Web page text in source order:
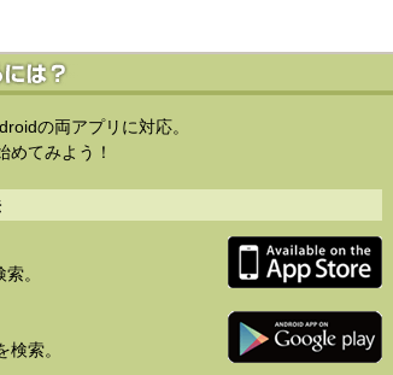
の両アプリに対応。
めてみよう！
。
索。